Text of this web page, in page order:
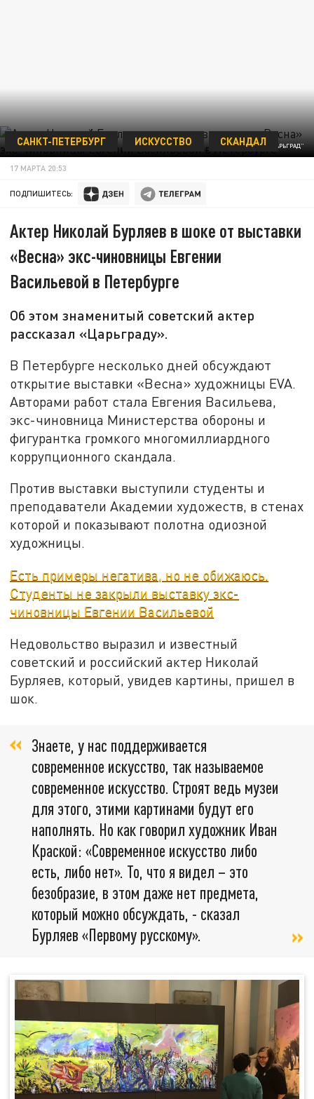
ФОТО: "ЦАРЬГРАД"
САНКТ-ПЕТЕРБУРГ ИСКУССТВО СКАНДАЛ
17 МАРТА 20:53
ПОДПИШИТЕСЬ:
Актер Николай Бурляев в шоке от выставки
«Весна» экс-чиновницы Евгении
Васильевой в Петербурге
Об этом знаменитый советский актер
рассказал «Царьграду».
В Петербурге несколько дней обсуждают
открытие выставки «Весна» художницы EVA.
Авторами работ стала Евгения Васильева,
экс-чиновница Министерства обороны и
фигурантка громкого многомиллиардного
коррупционного скандала.
Против выставки выступили студенты и
преподаватели Академии художеств, в стенах
которой и показывают полотна одиозной
художницы.
Есть примеры негатива, но не обижаюсь.
Студенты не закрыли выставку экс-
чиновницы Евгении Васильевой
Недовольство выразил и известный
советский и российский актер Николай
Бурляев, который, увидев картины, пришел в
шок.
Знаете, у нас поддерживается
современное искусство, так называемое
современное искусство. Строят ведь музеи
для этого, этими картинами будут его
наполнять. Но как говорил художник Иван
Краской: «Современное искусство либо
есть, либо нет». То, что я видел – это
безобразие, в этом даже нет предмета,
который можно обсуждать, - сказал
Бурляев «Первому русскому».